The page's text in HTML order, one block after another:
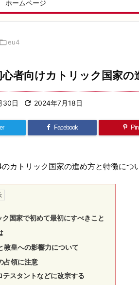
ホームページ
eu4
心者向けカトリック国家の
30日  2024年7月18日
Facebook
カトリック国家の進め方と特徴につ
ク国家で初めて最初にすべきこと
教皇への影響力について
占領に注意
テスタントなどに改宗する